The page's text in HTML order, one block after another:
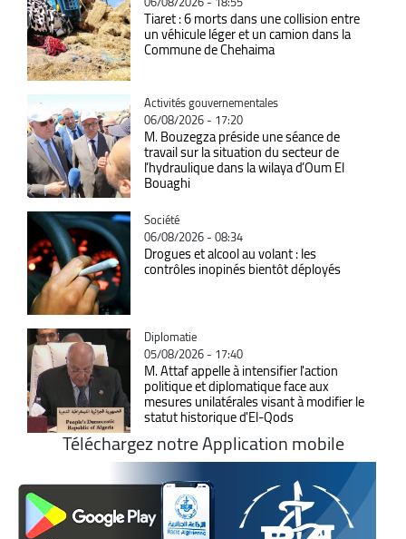
Tiaret : 6 morts dans une collision entre
un véhicule léger et un camion dans la
Commune de Chehaima
Catégorie
Activités gouvernementales
06/08/2026 - 17:20
M. Bouzegza préside une séance de
travail sur la situation du secteur de
l’hydraulique dans la wilaya d’Oum El
Bouaghi
Catégorie
Société
06/08/2026 - 08:34
Drogues et alcool au volant : les
contrôles inopinés bientôt déployés
Catégorie
Diplomatie
05/08/2026 - 17:40
M. Attaf appelle à intensifier l'action
politique et diplomatique face aux
mesures unilatérales visant à modifier le
statut historique d'El-Qods
Téléchargez notre Application mobile